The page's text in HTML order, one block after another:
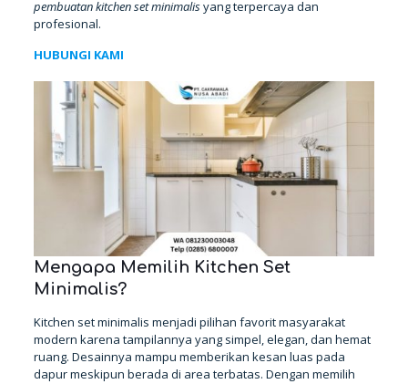
pembuatan kitchen set minimalisyang terpercaya dan
profesional.
HUBUNGI KAMI
Mengapa Memilih Kitchen Set
Minimalis?
Kitchen set minimalis menjadi pilihan favorit masyarakat
modern karena tampilannya yang simpel, elegan, dan hemat
ruang. Desainnya mampu memberikan kesan luas pada
dapur meskipun berada di area terbatas. Dengan memilih